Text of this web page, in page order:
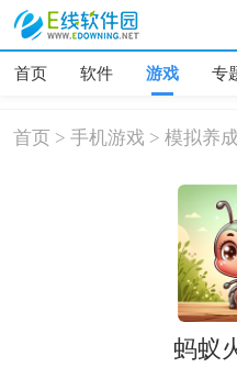
首页 软件 游戏 专
首页 >手机游戏 >模拟养成
蚂蚁